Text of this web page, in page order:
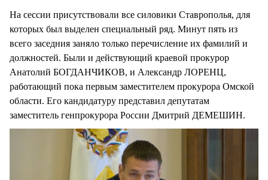
На сессии присутствовали все силовики Ставрополья, для
которых был выделен специальный ряд. Минут пять из
всего заседния заняло только перечисление их фамилий и
должностей. Были и действующий краевой прокурор
Анатолий БОГДАНЧИКОВ, и Александр ЛОРЕНЦ,
работающий пока первым заместителем прокурора Омской
области. Его кандидатуру представил депутатам
заместитель генпрокурора России Дмитрий ДЕМЕШИН.